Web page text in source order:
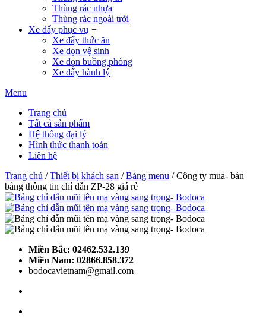
Thùng rác nhựa
Thùng rác ngoài trời
Xe đẩy phục vụ +
Xe đẩy thức ăn
Xe dọn vệ sinh
Xe dọn buồng phòng
Xe đẩy hành lý
Menu
Trang chủ
Tất cả sản phẩm
Hệ thống đại lý
Hình thức thanh toán
Liên hệ
Trang chủ /Thiết bị khách sạn /Bảng menu / Công ty mua- bán
bảng thông tin chỉ dẫn ZP-28 giá rẻ
Miền Bắc: 02462.532.139
Miền Nam: 02866.858.372
bodocavietnam@gmail.com